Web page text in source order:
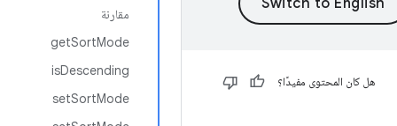
مقارنة
getSortMode
isDescending
setSortMode
هل كان المحتوى مفيدًا؟